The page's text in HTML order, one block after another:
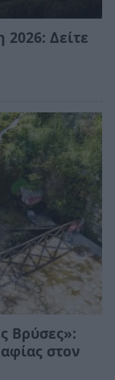
2026: Δείτε
Βρύσες»:
στον